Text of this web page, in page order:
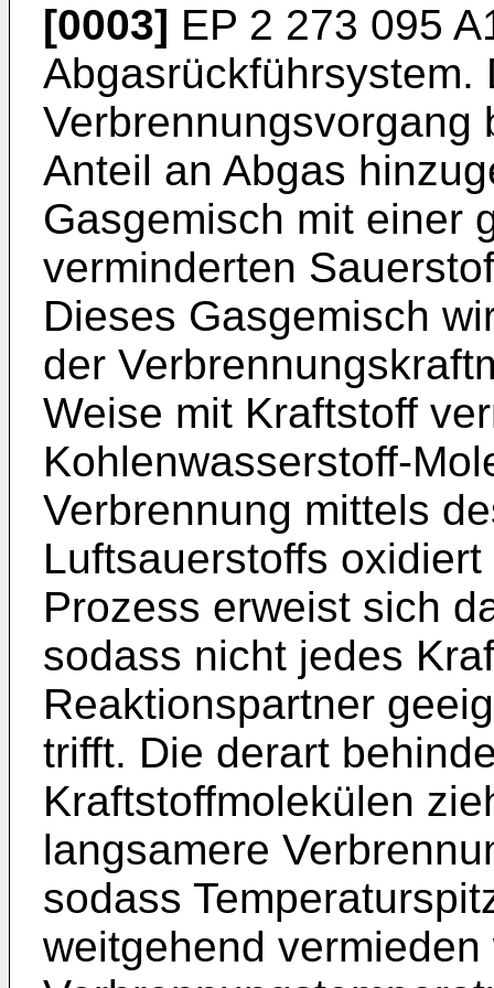
[0003] EP 2 273 095
Abgasrückführsystem.
Verbrennungsvorgang
Anteil an Abgas
Gasgemisch mit einer
verminderten
Dieses Gasgemisch
der
Weise mit Kraftstoff
Kohlenwasserstoff-
Verbrennung mittels
Luftsauerstoffs
Prozess erweist sich
sodass nicht jedes
Reaktionspartner
trifft. Die derart
Kraftstoffmolekülen
langsamere
sodass
weitgehend